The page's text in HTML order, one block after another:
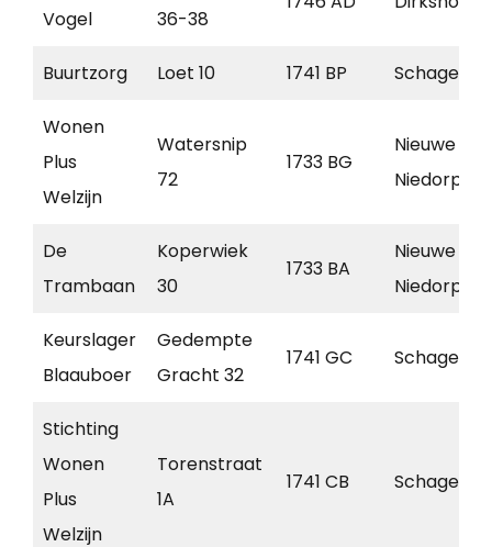
Vogel
36-38
Buurtzorg Loet 10 1741 BP Schagen
Wonen
Plus
Welzijn
Watersnip
72
1733 BG
Nieuwe
Niedorp
De
Trambaan
Koperwiek
30
1733 BA
Nieuwe
Niedorp
Keurslager
Blaauboer
Gedempte
Gracht 32
1741 GC Schagen
Stichting
Wonen
Plus
Welzijn
Torenstraat
1A
1741 CB Schagen